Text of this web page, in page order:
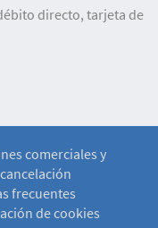
directo, tarjeta de
comerciales y
frecuentes
de cookies